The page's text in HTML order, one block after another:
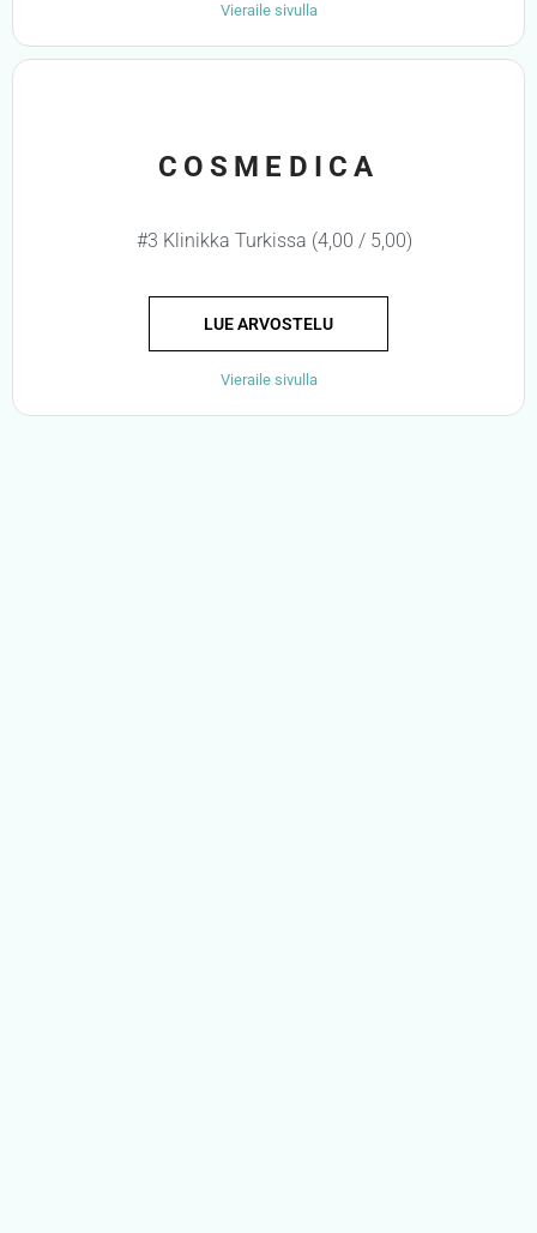
Vieraile sivulla
COSMEDICA
#3 Klinikka Turkissa (4,00 / 5,00)
LUE ARVOSTELU
Vieraile sivulla